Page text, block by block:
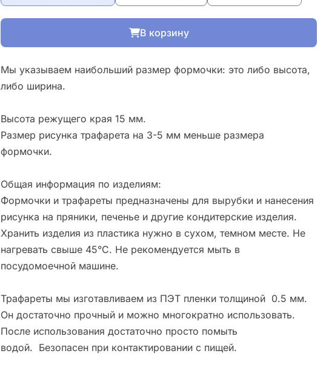
В корзину
Мы указываем наибольший размер формочки: это либо высота,
либо ширина.
Высота режущего края 15 мм.
Размер рисунка трафарета на 3-5 мм меньше размера
формочки.
Общая информация по изделиям:
Формочки и трафареты предназначены для вырубки и нанесения
рисунка на пряники, печенье и другие кондитерские изделия.
Хранить изделия из пластика нужно в сухом, темном месте. Не
нагревать свыше 45°С. Не рекомендуется мыть в
посудомоечной машине.
Трафареты мы изготавливаем из ПЭТ пленки толщиной 0.5 мм.
Он достаточно прочный и можно многократно использовать.
После использования достаточно просто помыть
водой. Безопасен при контактировании с пищей.